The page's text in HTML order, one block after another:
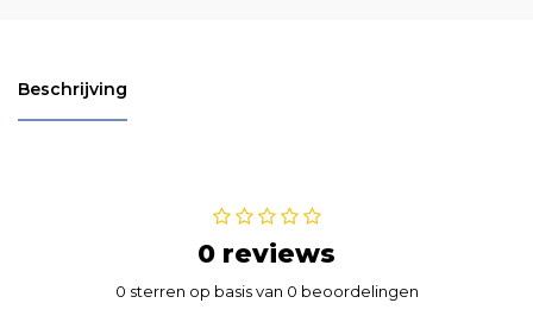
Beschrijving
0 reviews
0 sterren op basis van 0 beoordelingen